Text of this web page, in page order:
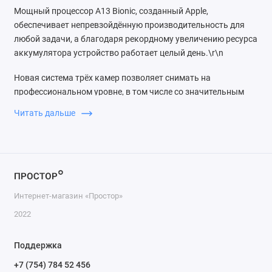
Мощный процессор A13 Bionic, созданный Apple,
обеспечивает непревзойдённую производительность для
любой задачи, а благодаря рекордному увеличению ресурса
аккумулятора устройство работает целый день.\r\n
Новая система трёх камер позволяет снимать на
профессиональном уровне, в том числе со значительным
Камера также обеспечивает видео высочайшего качества и
функция аудиозума сопоставляет источник звука с тем, что
каждому доступны мощные инструменты редактирования
видео. Можно поворачивать и обрезать кадр, увеличивать
обработка занимает считанные секунды, а результат виден
Читать дальше
Интернет-магазин «Простор»
2022
Поддержка
+7 (754) 784 52 456